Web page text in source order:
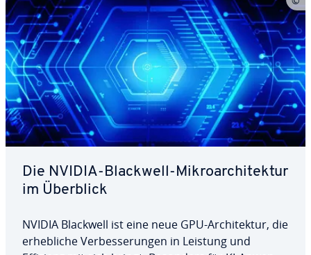
Die NVIDIA-Blackwell-Mi­kro­ar­chi­tek­tur
im Überblick
NVIDIA Blackwell ist eine neue GPU-Ar­chi­tek­tur, die
er­heb­li­che Ver­bes­se­run­gen in Leistung und